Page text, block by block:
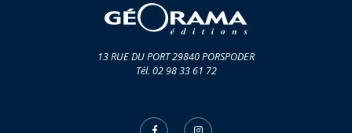
13 RUE DU PORT 29840 PORSPODER
Tél. 02 98 33 61 72